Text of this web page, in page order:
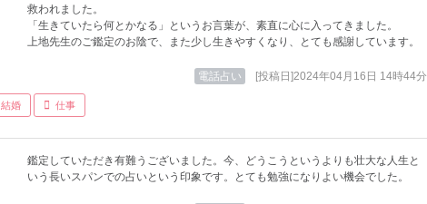
救われました。
「生きていたら何とかなる」というお言葉が、素直に心に入ってきました。
上地先生のご鑑定のお陰で、また少し生きやすくなり、とても感謝しています。
電話占い [投稿日]2024年04月16日 14時44分
結婚 仕事
鑑定していただき有難うございました。今、どうこうというよりも壮大な人生と
いう長いスパンでの占いという印象です。とても勉強になりよい機会でした。